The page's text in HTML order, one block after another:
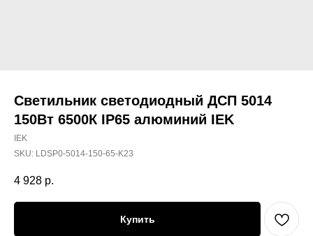
Светильник светодиодный ДСП 5014
150Вт 6500К IP65 алюминий IEK
IEK
SKU: LDSP0-5014-150-65-K23
4 928 р.
Купить